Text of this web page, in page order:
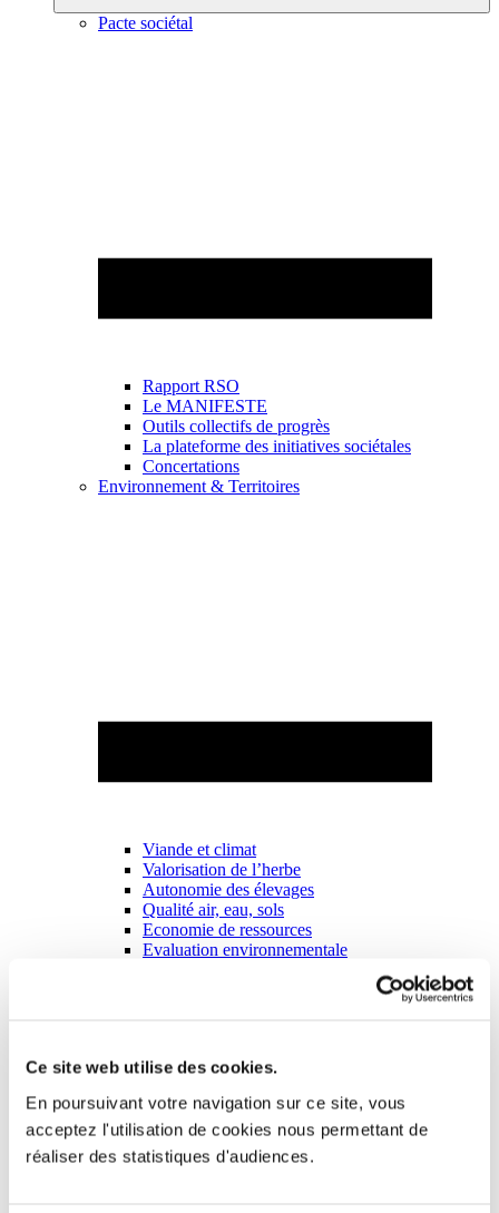
Ce site web utilise des cookies.
En poursuivant votre navigation sur ce site, vous
acceptez l'utilisation de cookies nous permettant de
réaliser des statistiques d'audiences.
Pacte sociétal
Rapport RSO
Le MANIFESTE
Outils collectifs de progrès
La plateforme des initiatives sociétales
Concertations
Environnement & Territoires
Viande et climat
Valorisation de l’herbe
Autonomie des élevages
Qualité air, eau, sols
Economie de ressources
Evaluation environnementale